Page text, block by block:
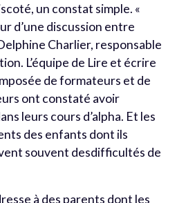
un constat simple. «
d’une discussion entre
Charlier, responsable
L’équipe de Lire et écrire
de formateurs et de
ont constaté avoir
leurs cours d’alpha. Et les
des enfants dont ils
souvent desdifficultés de
à des parents dont les